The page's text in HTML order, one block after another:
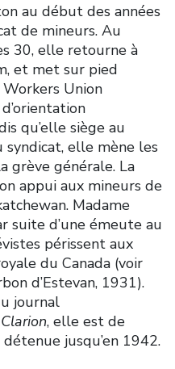
au début des années
de mineurs. Au
30, elle retourne à
et met sur pied
Union
qu’elle siège au
syndicat, elle mène les
grève générale. La
appui aux mineurs de
Madame
suite d’une émeute au
périssent aux
du Canada (voir
d’Estevan, 1931).
journal
, elle est de
jusqu’en 1942.